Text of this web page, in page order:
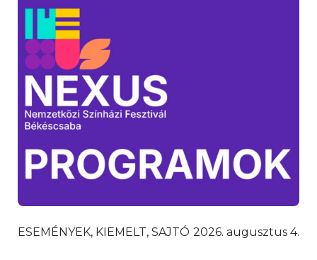
ESEMÉNYEK, KIEMELT, SAJTÓ 2026. augusztus 4.